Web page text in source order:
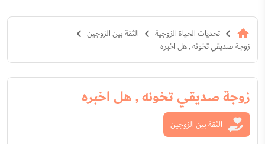
تحديات الحياة الزوجية
الثقة بين الزوجين
زوجة صديقي تخونه , هل اخبره
زوجة صديقي تخونه , هل اخبره
الثقة بين الزوجين